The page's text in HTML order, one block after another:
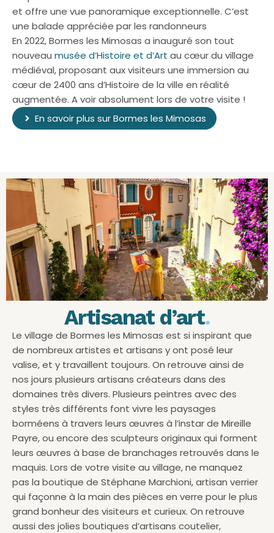
et offre une vue panoramique exceptionnelle. C’est
une balade appréciée par les randonneurs
En 2022, Bormes les Mimosas a inauguré son tout
nouveau musée d’Histoire et d’Art au cœur du village
médiéval, proposant aux visiteurs une immersion au
cœur de 2400 ans d’Histoire de la ville en réalité
augmentée. A voir absolument lors de votre visite !
En savoir plus sur Bormes les Mimosas
Artisanat d’art.
Le village de Bormes les Mimosas est si inspirant que
de nombreux artistes et artisans y ont posé leur
valise, et y travaillent toujours. On retrouve ainsi de
nos jours plusieurs artisans créateurs dans des
domaines très divers. Plusieurs peintres avec des
styles très différents font vivre les paysages
borméens à travers leurs œuvres à l’instar de Mireille
Payre, ou encore des sculpteurs originaux qui forment
leurs œuvres à base de branchages retrouvés dans le
maquis. Lors de votre visite au village, ne manquez
pas la boutique de Stéphane Marchioni, artisan verrier
qui façonne à la main des pièces en verre pour le plus
grand bonheur des visiteurs et curieux. On retrouve
aussi des jolies boutiques d’artisans coutelier,